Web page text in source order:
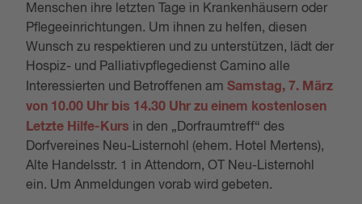
Menschen ihre letzten Tage in Krankenhäusern oder
Pflegeeinrichtungen. Um ihnen zu helfen, diesen
Wunsch zu respektieren und zu unterstützen, lädt der
Hospiz- und Palliativpflegedienst Camino alle
Interessierten und Betroffenen am Samstag, 7. März
von 10.00 Uhr bis 14.30 Uhr zu einem kostenlosen
Letzte Hilfe-Kurs in den „Dorfraumtreff“ des
Dorfvereines Neu-Listernohl (ehem. Hotel Mertens),
Alte Handelsstr. 1 in Attendorn, OT Neu-Listernohl
ein. Um Anmeldungen vorab wird gebeten.